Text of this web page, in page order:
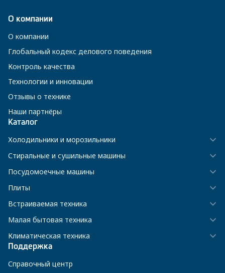
О компании
О компании
Глобальный кодекс делового поведения
Контроль качества
Технологии и инновации
Отзывы о технике
Наши партнёры
Каталог
Холодильники и морозильники
Стиральные и сушильные машины
Посудомоечные машины
Плиты
Встраиваемая техника
Малая бытовая техника
Климатическая техника
Поддержка
Справочный центр